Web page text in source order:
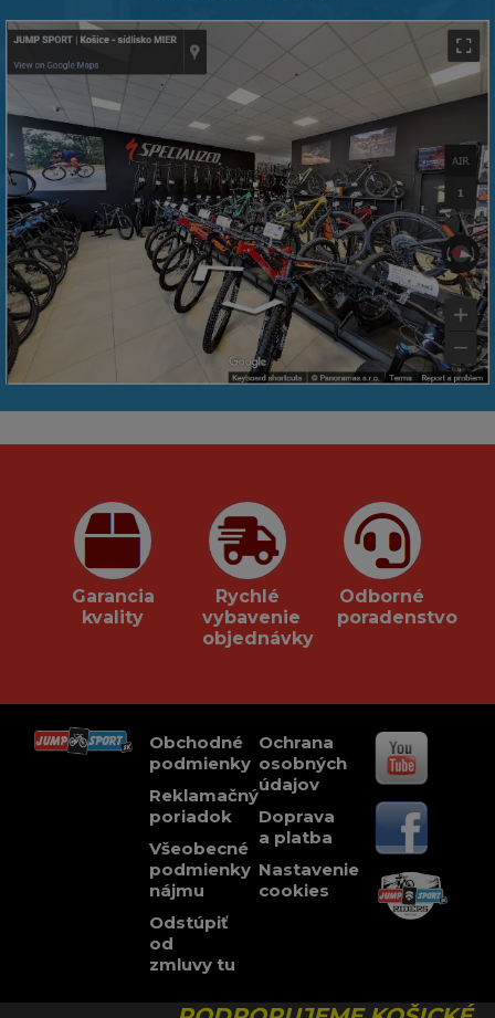
Garancia
kvality
Rychlé
vybavenie
objednávky
Odborné
poradenstvo
Obchodné
podmienky
Reklamačný
poriadok
Všeobecné
podmienky
nájmu
Odstúpiť
od
zmluvy tu
Ochrana
osobných
údajov
Doprava
a platba
Nastavenie
cookies